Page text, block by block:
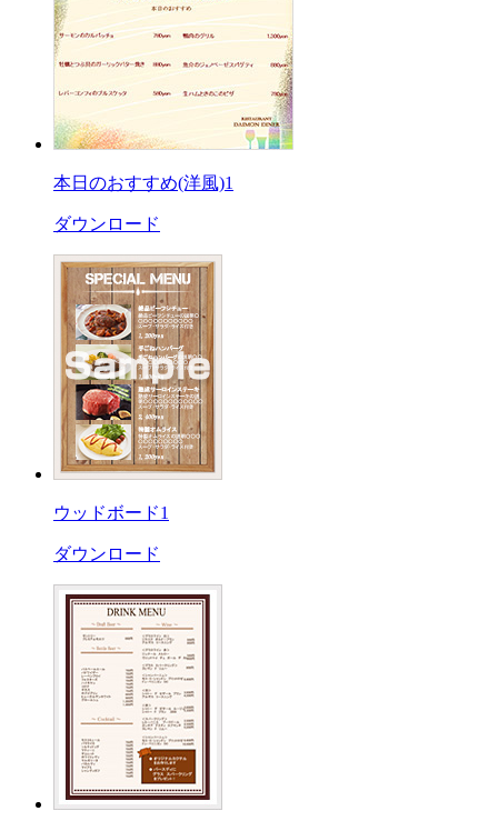
本日のおすすめ(洋風)1
ダウンロード
ウッドボード1
ダウンロード